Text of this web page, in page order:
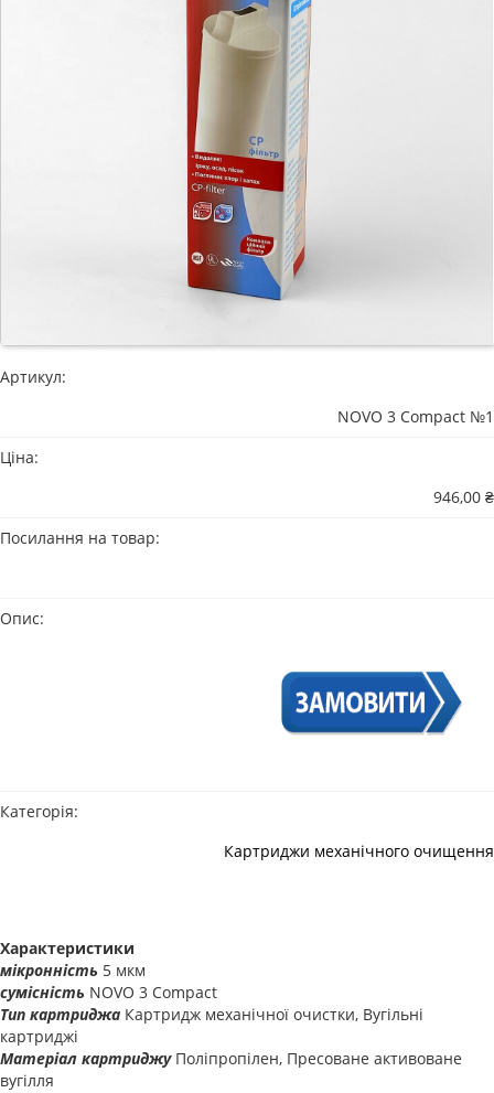
Артикул:
NOVO 3 Compact №1
Ціна:
946,00 ₴
Посилання на товар:
Опис:
Категорія:
Картриджи механічного очищення
Характеристики
мікронність 5 мкм
сумісність NOVO 3 Compact
Тип картриджа Картридж механічної очистки, Вугільні
картриджі
Матеріал картриджуПоліпропілен, Пресоване активоване
вугілля